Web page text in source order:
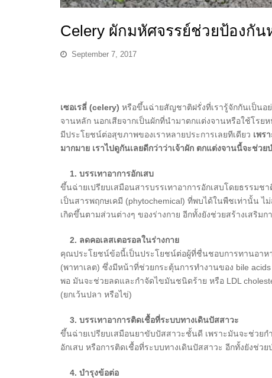
Celery ผักมหัศจรรย์ช่วยป้องกัน
September 7, 2017
เซอเรลี่ (celery) หรือขึ้นฉ่ายสัญชาติฝรั่งที่เรารู้จักกันเป็นอ
จานหลัก นอกเสียจากเป็นผักที่นำมาตกแต่งจานหรือใช้โรย
มีประโยชน์ต่อสุขภาพของเราหลายประการเลยทีเดียว เพร
มากมาย เราไปดูกันเลยดีกว่าว่าเจ้าผัก ตกแต่งจานนี้จะช่วย
1. บรรเทาอาการอักเสบ
ขึ้นฉ่ายเปรียบเสมือนสารบรรเทาอาการอักเสบโดยธรรม
เป็นสารพฤกษเคมี (phytochemical) ที่พบได้ในพืชเท่านั้น
เกิดขึ้นตามส่วนต่างๆ ของร่างกาย อีกทั้งยังช่วยสร้างเสริม
2. ลดคอเลสเตอรอลในร่างกาย
คุณประโยชน์ข้อนี้เป็นประโยชน์ต่อผู้ที่ชื่นชอบการทานอาห
(พาทาเลต) ซึ่งมีหน้าที่ช่วยกระตุ้นการทำงานของ bile
พอ มันจะช่วยลดและกำจัดไขมันชนิดร้าย หรือ LDL
(ยกเว้นปลา หรือไข่)
3. บรรเทาอาการติดเชื้อที่ระบบทางเดินปัสสาวะ
ขึ้นฉ่ายเปรียบเสมือนยาขับปัสสาวะชั้นดี เพราะมันจะช่วยก
อักเสบ หรือการติดเชื้อที่ระบบทางเดินปัสสาวะ อีกทั้งยังช่ว
4. บำรุงข้อต่อ